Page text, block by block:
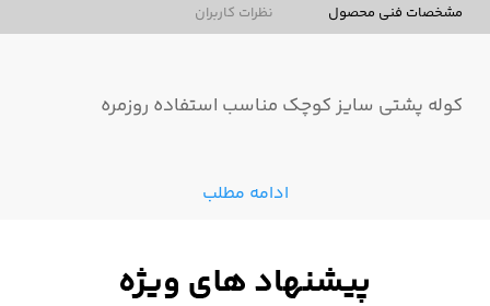
مشخصات فنی محصول نظرات کاربران
کوله پشتی سایز کوچک مناسب استفاده روزمره
ادامه مطلب